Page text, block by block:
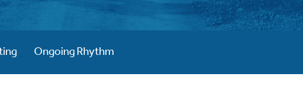
Links
Ongoing Rhythm